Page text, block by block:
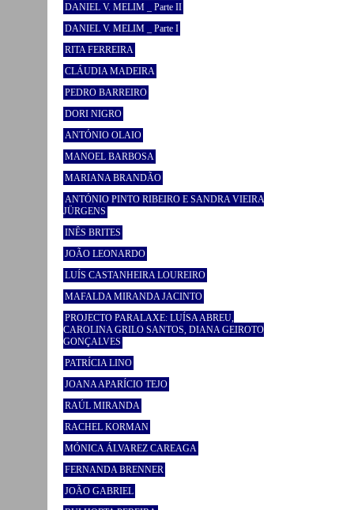
DANIEL V. MELIM _ Parte II
DANIEL V. MELIM _ Parte I
RITA FERREIRA
CLÁUDIA MADEIRA
PEDRO BARREIRO
DORI NIGRO
ANTÓNIO OLAIO
MANOEL BARBOSA
MARIANA BRANDÃO
ANTÓNIO PINTO RIBEIRO E SANDRA VIEIRA
JÜRGENS
INÊS BRITES
JOÃO LEONARDO
LUÍS CASTANHEIRA LOUREIRO
MAFALDA MIRANDA JACINTO
PROJECTO PARALAXE: LUÍSA ABREU,
CAROLINA GRILO SANTOS, DIANA GEIROTO
GONÇALVES
PATRÍCIA LINO
JOANA APARÍCIO TEJO
RAÚL MIRANDA
RACHEL KORMAN
MÓNICA ÁLVAREZ CAREAGA
FERNANDA BRENNER
JOÃO GABRIEL